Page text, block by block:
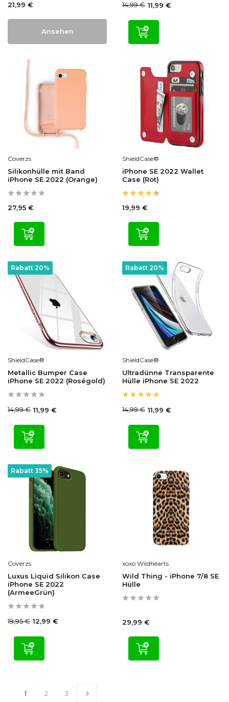
21,99 €
Ansehen
14,99 € 11,99 €
Coverzs
Silikonhülle mit Band
iPhone SE 2022 (Orange)
27,95 €
ShieldCase®
iPhone SE 2022 Wallet
Case (Rot)
19,99 €
Rabatt 20%
ShieldCase®
Metallic Bumper Case
iPhone SE 2022 (Roségold)
14,99 € 11,99 €
Rabatt 20%
ShieldCase®
Ultradünne Transparente
Hülle iPhone SE 2022
14,99 € 11,99 €
Rabatt 35%
Coverzs
Luxus Liquid Silikon Case
iPhone SE 2022
(ArmeeGrün)
19,95 € 12,99 €
xoxo Wildhearts
Wild Thing - iPhone 7/8 SE
Hülle
29,99 €
1 2 3